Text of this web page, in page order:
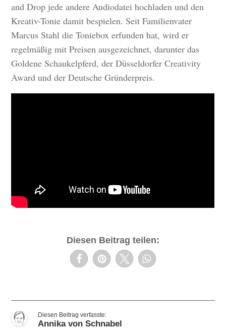
and Drop jede andere Audiodatei hochladen und den
Kreativ-Tonie damit bespielen. Seit Familienvater
Marcus Stahl die Toniebox erfunden hat, wird er
regelmäßig mit Preisen ausgezeichnet, darunter das
Goldene Schaukelpferd, der Düsseldorfer Creativity
Award und der Deutsche Gründerpreis.
Diesen Beitrag teilen:
Annika von Schnabel